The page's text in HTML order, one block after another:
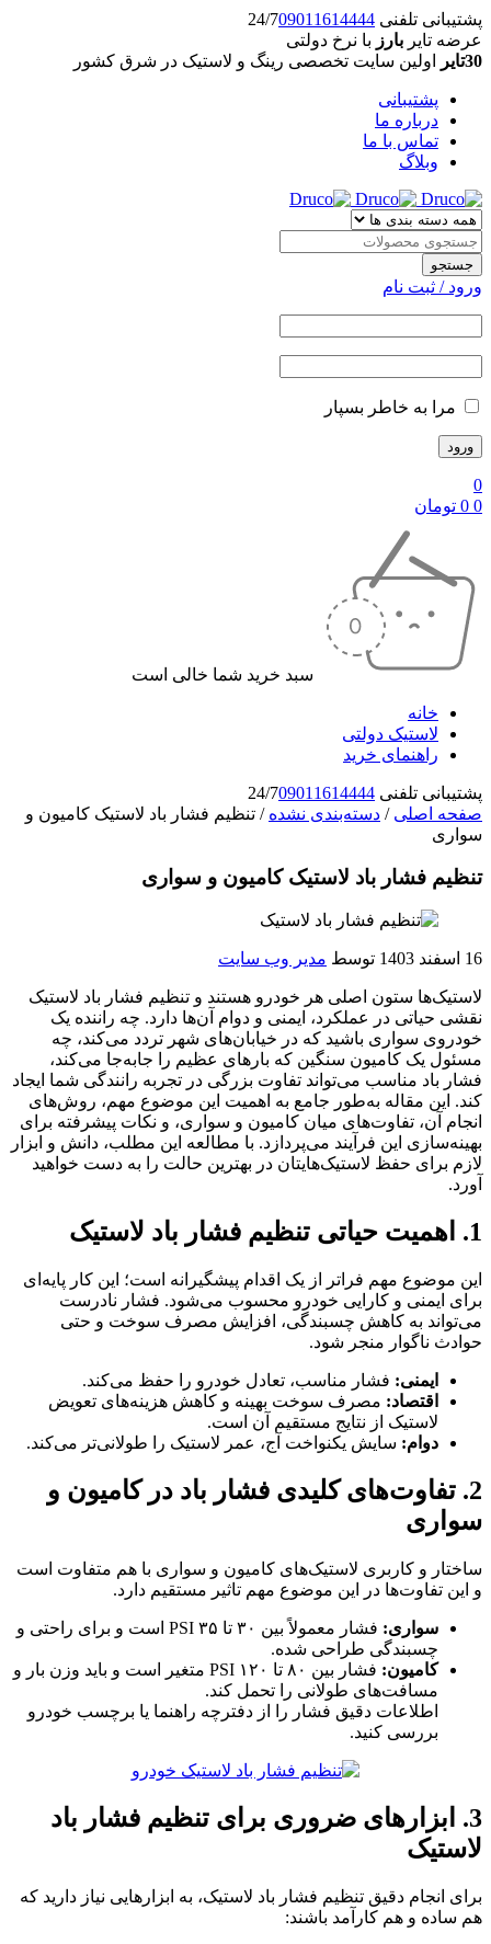
پشتیبانی تلفنی 24/7 09011614444
عرضه تایر بارز با نرخ دولتی
30تایر
اولین سایت تخصصی رینگ و لاستیک در شرق کشور
پشتیبانی
درباره ما
تماس با ما
وبلاگ
ورود / ثبت نام
مرا به خاطر بسپار
0
0
0 تومان
سبد خرید شما خالی است
خانه
لاستیک دولتی
راهنمای خرید
پشتیبانی تلفنی 24/7 09011614444
صفحه اصلی / دسته‌بندی نشده / تنظیم فشار باد لاستیک کامیون و
سواری
تنظیم فشار باد لاستیک کامیون و سواری
16 اسفند 1403 توسط مدیر وب سایت
لاستیک‌ها ستون اصلی هر خودرو هستند و تنظیم فشار باد لاستیک
نقشی حیاتی در عملکرد، ایمنی و دوام آن‌ها دارد. چه راننده یک
خودروی سواری باشید که در خیابان‌های شهر تردد می‌کند، چه
مسئول یک کامیون سنگین که بارهای عظیم را جابه‌جا می‌کند،
فشار باد مناسب می‌تواند تفاوت بزرگی در تجربه رانندگی شما ایجاد
کند. این مقاله به‌طور جامع به اهمیت این موضوع مهم، روش‌های
انجام آن، تفاوت‌های میان کامیون و سواری، و نکات پیشرفته برای
بهینه‌سازی این فرآیند می‌پردازد. با مطالعه این مطلب، دانش و ابزار
لازم برای حفظ لاستیک‌هایتان در بهترین حالت را به دست خواهید
آورد.
1. اهمیت حیاتی تنظیم فشار باد لاستیک
این موضوع مهم فراتر از یک اقدام پیشگیرانه است؛ این کار پایه‌ای
برای ایمنی و کارایی خودرو محسوب می‌شود. فشار نادرست
می‌تواند به کاهش چسبندگی، افزایش مصرف سوخت و حتی
حوادث ناگوار منجر شود.
ایمنی: فشار مناسب، تعادل خودرو را حفظ می‌کند.
اقتصاد: مصرف سوخت بهینه و کاهش هزینه‌های تعویض
لاستیک از نتایج مستقیم آن است.
دوام: سایش یکنواخت آج، عمر لاستیک را طولانی‌تر می‌کند.
2. تفاوت‌های کلیدی فشار باد در کامیون و
سواری
ساختار و کاربری لاستیک‌های کامیون و سواری با هم متفاوت است
و این تفاوت‌ها در این موضوع مهم تاثیر مستقیم دارد.
سواری:
فشار معمولاً بین ۳۰ تا ۳۵ PSI است و برای راحتی و
چسبندگی طراحی شده.
کامیون:
فشار بین ۸۰ تا ۱۲۰ PSI متغیر است و باید وزن بار و
مسافت‌های طولانی را تحمل کند.
اطلاعات دقیق فشار را از دفترچه راهنما یا برچسب خودرو
بررسی کنید.
3. ابزارهای ضروری برای تنظیم فشار باد
لاستیک
برای انجام دقیق تنظیم فشار باد لاستیک، به ابزارهایی نیاز دارید که
هم ساده و هم کارآمد باشند: